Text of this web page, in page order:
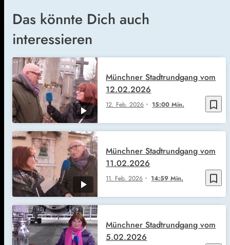
Das könnte Dich auch
interessieren
bookmark_border
12. Feb. 2026 15:00 Min.
Münchner Stadtrundgang vom
12.02.2026
bookmark_border
11. Feb. 2026 14:59 Min.
Münchner Stadtrundgang vom
11.02.2026
Münchner Stadtrundgang vom
5.02.2026